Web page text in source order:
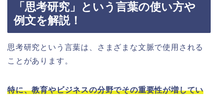
「思考研究」という言葉の使い方や
例文を解説！
思考研究という言葉は、さまざまな文脈で使用される
ことがあります。
特に、教育やビジネスの分野でその重要性が増してい